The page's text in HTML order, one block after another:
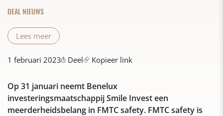
DEAL NIEUWS
Lees meer
1 februari 2023 Deel Kopieer link
Op 31 januari neemt Benelux
investeringsmaatschappij Smile Invest een
meerderheidsbelang in FMTC safety. FMTC safety is